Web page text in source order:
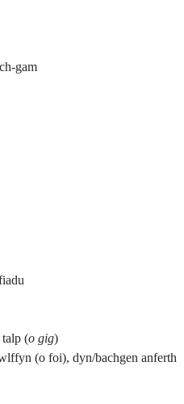
gam
(o gig)
(o foi), dyn/bachgen anferth